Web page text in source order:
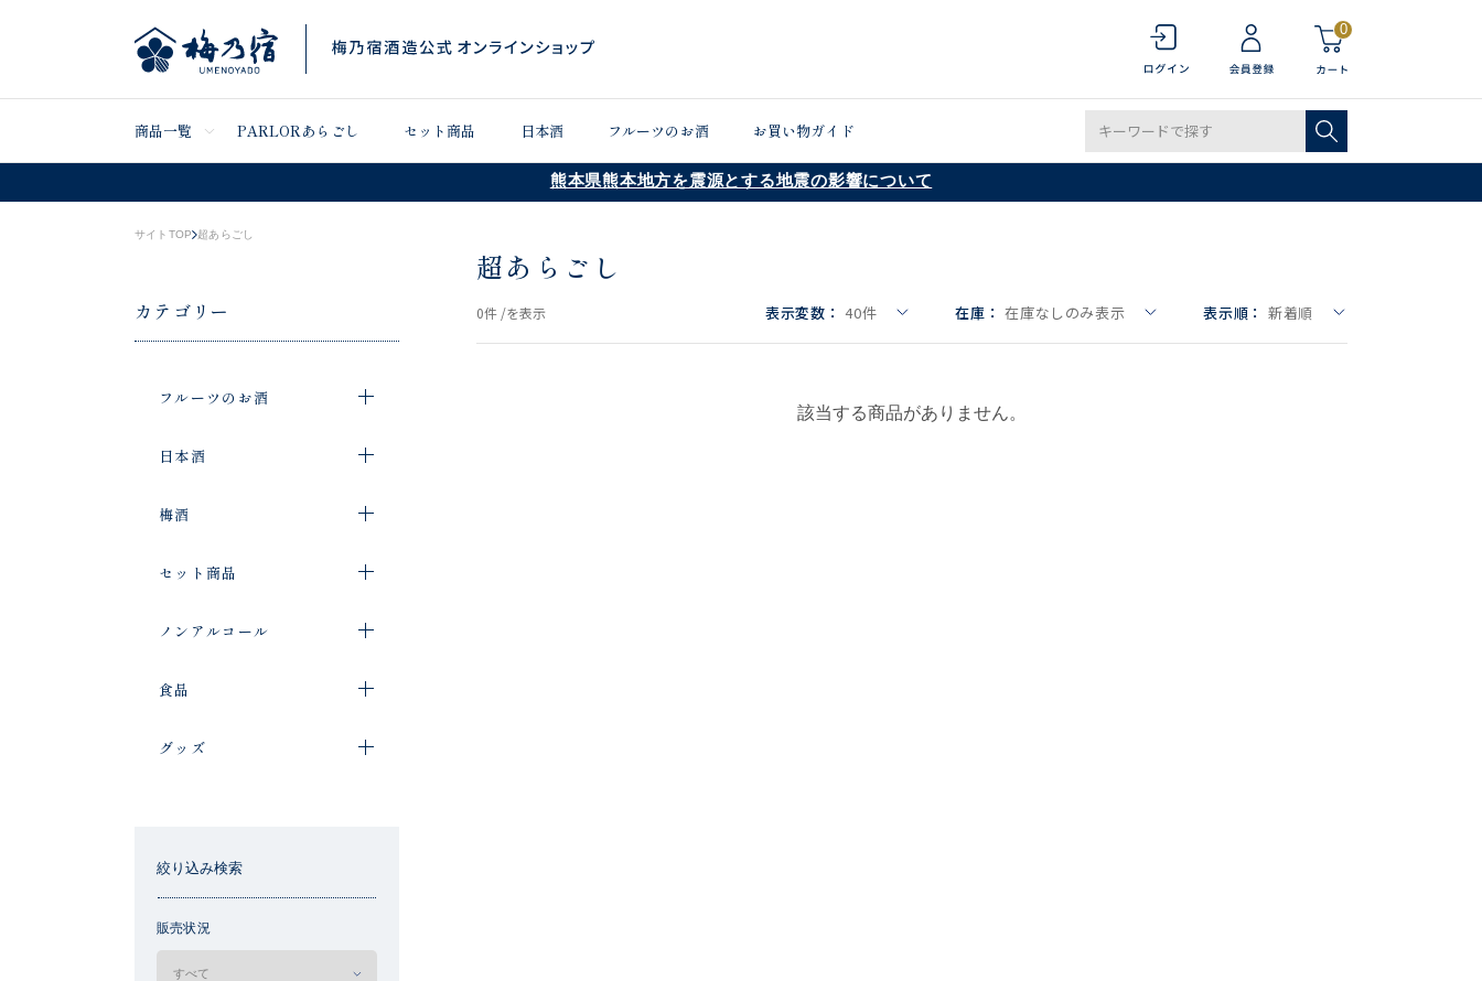
0
商品一覧 PARLORあらごし セット商品 日本酒 フルーツのお酒 お買い物ガイド
熊本県熊本地方を震源とする地震の影響について
サイトTOP 超あらごし
カテゴリー
フルーツのお酒
日本酒
梅酒
セット商品
ノンアルコール
食品
グッズ
絞り込み検索
販売状況
超あらごし
0件 /を表示 表示変数： 40件 在庫： 在庫なしのみ表示 表示順： 新着順
該当する商品がありません。